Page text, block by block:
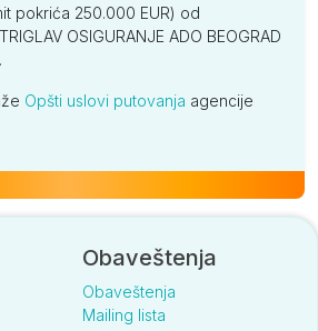
pokrića 250.000 EUR) od
OSIGURANJE ADO BEOGRAD
Opšti uslovi putovanja agencije
Obaveštenja
Obaveštenja
Mailing lista